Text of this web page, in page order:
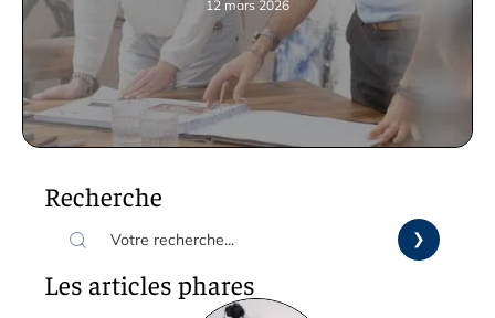
12 mars 2026
Recherche
Les articles phares